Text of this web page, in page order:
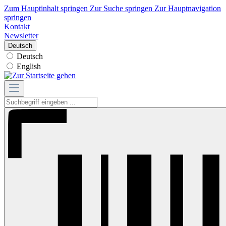
Zum Hauptinhalt springen Zur Suche springen Zur Hauptnavigation
springen
Kontakt
Newsletter
Deutsch
Deutsch
English